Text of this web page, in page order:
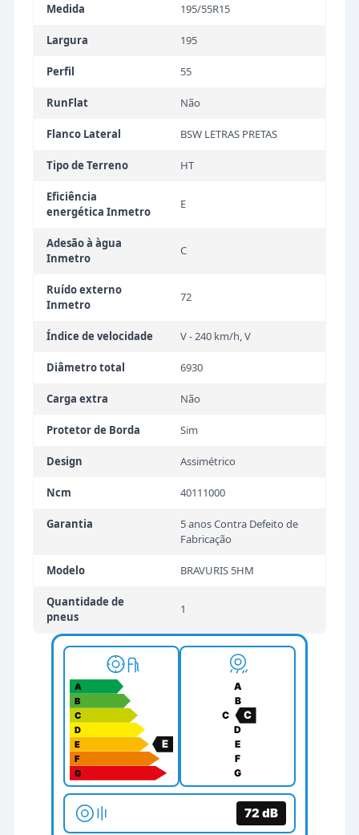
Medida 195/55R15
Largura 195
Perfil 55
RunFlat Não
Flanco Lateral BSW LETRAS PRETAS
Tipo de Terreno HT
Eficiência
energética Inmetro
E
Adesão à àgua
Inmetro
C
Ruído externo
Inmetro
72
Índice de velocidade V - 240 km/h, V
Diâmetro total 6930
Carga extra Não
Protetor de Borda Sim
Design Assimétrico
Ncm 40111000
Garantia
5 anos Contra Defeito de
Fabricação
Modelo BRAVURIS 5HM
Quantidade de
pneus
1
A
B
C
D
E
E
F
G
A
B
C
C
D
E
F
G
72 dB